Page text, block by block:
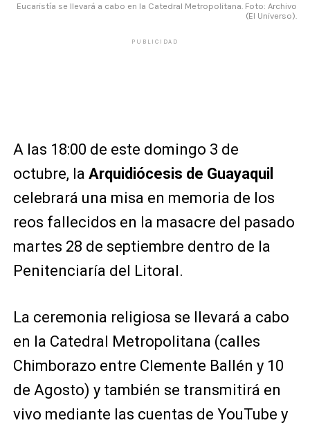
Eucaristía se llevará a cabo en la Catedral Metropolitana. Foto: Archivo
(El Universo).
PUBLICIDAD
A las 18:00 de este domingo 3 de
octubre, la Arquidiócesis de Guayaquil
celebrará una misa en memoria de los
reos fallecidos en la masacre del pasado
martes 28 de septiembre dentro de la
Penitenciaría del Litoral.
La ceremonia religiosa se llevará a cabo
en la Catedral Metropolitana (calles
Chimborazo entre Clemente Ballén y 10
de Agosto) y también se transmitirá en
vivo mediante las cuentas de YouTube y